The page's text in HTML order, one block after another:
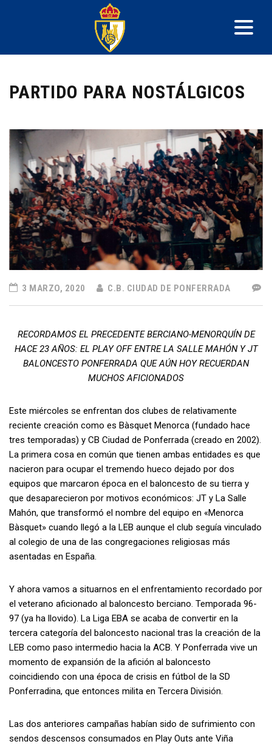
PARTIDO PARA NOSTÁLGICOS
3 MARZO, 2020 C.B. CIUDAD DE PONFERRADA
RECORDAMOS EL PRECEDENTE BERCIANO-MENORQUÍN DE
HACE 23 AÑOS: EL PLAY OFF ENTRE LA SALLE MAHÓN Y JT
BALONCESTO PONFERRADA QUE AÚN HOY RECUERDAN
MUCHOS AFICIONADOS
Este miércoles se enfrentan dos clubes de relativamente
reciente creación como es Bàsquet Menorca (fundado hace
tres temporadas) y CB Ciudad de Ponferrada (creado en 2002).
La primera cosa en común que tienen ambas entidades es que
nacieron para ocupar el tremendo hueco dejado por dos
equipos que marcaron época en el baloncesto de su tierra y
que desaparecieron por motivos económicos: JT y La Salle
Mahón, que transformó el nombre del equipo en «Menorca
Bàsquet» cuando llegó a la LEB aunque el club seguía vinculado
al colegio de una de las congregaciones religiosas más
asentadas en España.
Y ahora vamos a situarnos en el enfrentamiento recordado por
el veterano aficionado al baloncesto berciano. Temporada 96-
97 (ya ha llovido). La Liga EBA se acaba de convertir en la
tercera categoría del baloncesto nacional tras la creación de la
LEB como paso intermedio hacia la ACB. Y Ponferrada vive un
momento de expansión de la afición al baloncesto
coincidiendo con una época de crisis en fútbol de la SD
Ponferradina, que entonces milita en Tercera División.
Las dos anteriores campañas habían sido de sufrimiento con
sendos descensos consumados en Play Outs ante Viña